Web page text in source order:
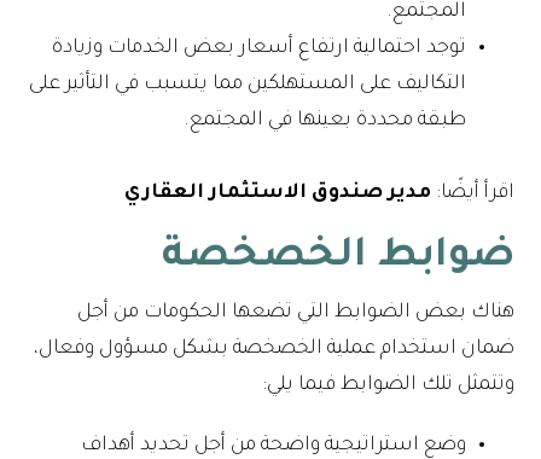
المجتمع.
توجد احتمالية ارتفاع أسعار بعض الخدمات وزيادة
التكاليف على المستهلكين مما يتسبب في التأثير على
طبقة محددة بعينها في المجتمع.
اقرأ أيضًا: مدير صندوق الاستثمار العقاري
ضوابط الخصخصة
هناك بعض الضوابط التي تضعها الحكومات من أجل
ضمان استخدام عملية الخصخصة بشكل مسؤول وفعال،
وتتمثل تلك الضوابط فيما يلي:
وضع استراتيجية واضحة من أجل تحديد أهداف